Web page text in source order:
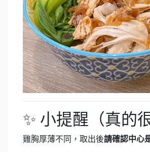
✨ 小提醒（真的
雞胸厚薄不同，取出後請確認中心